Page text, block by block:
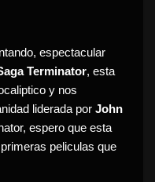
espectacular
Terminator, esta
y nos
liderada por John
espero que esta
peliculas que